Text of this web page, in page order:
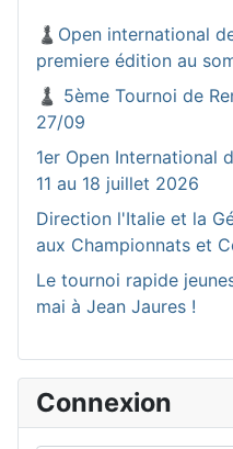
♟️Open international
premiere édition au
♟️ 5ème Tournoi de
27/09
1er Open International
11 au 18 juillet 2026
Direction l'Italie et la
aux Championnats et
Le tournoi rapide
mai à Jean Jaures !
Connexion